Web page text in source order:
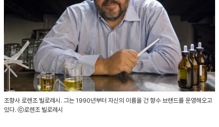
조향사 로렌조 빌로레시. 그는 1990년부터 자신의 이름을 건 향수 브랜드를 운영해오고
있다. ⓒ로렌조 빌로레시